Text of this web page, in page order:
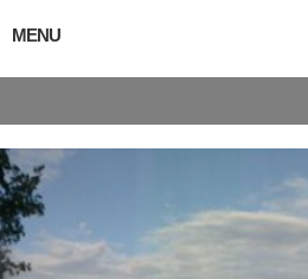
MENU